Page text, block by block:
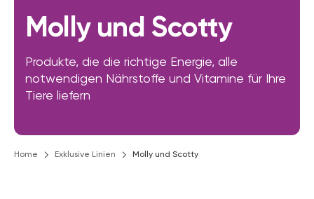
Molly und Scotty
Produkte, die die richtige Energie, alle
notwendigen Nährstoffe und Vitamine für Ihre
Tiere liefern
Home Exklusive Linien Molly und Scotty